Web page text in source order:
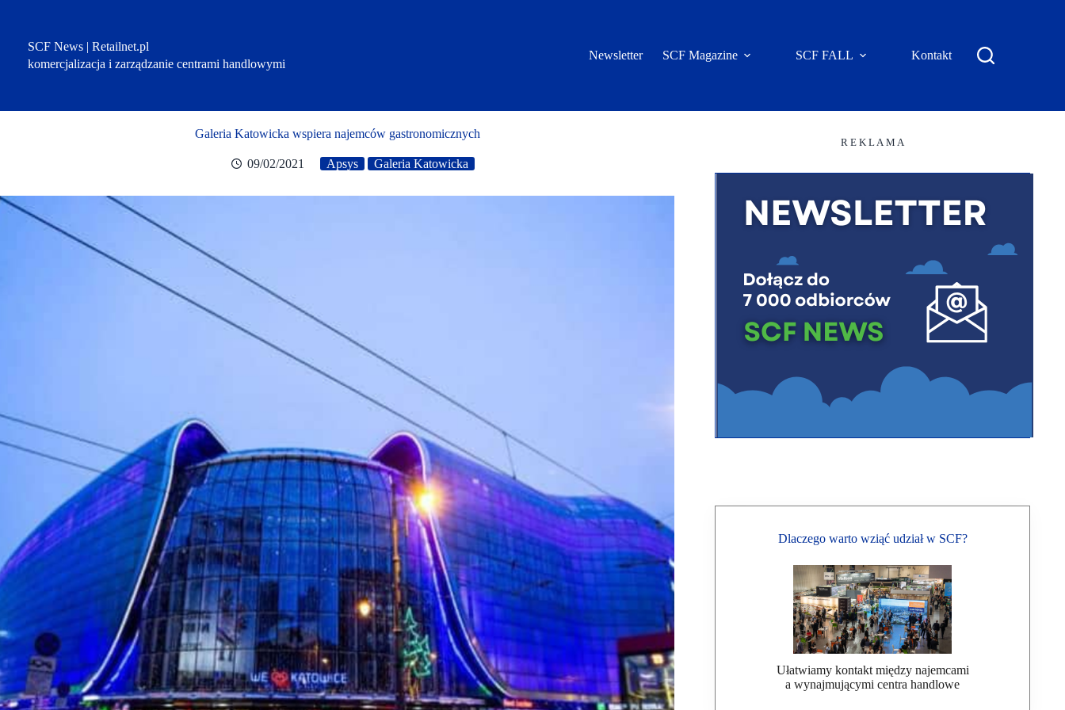
SCF News | Retailnet.pl
komercjalizacja i zarządzanie centrami handlowymi
Newsletter SCF Magazine SCF FALL Kontakt
Galeria Katowicka wspiera najemców gastronomicznych
09/02/2021 Apsys Galeria Katowicka
R E K L A M A
Dlaczego warto wziąć udział w SCF?
Ułatwiamy kontakt między najemcami
a wynajmującymi centra handlowe